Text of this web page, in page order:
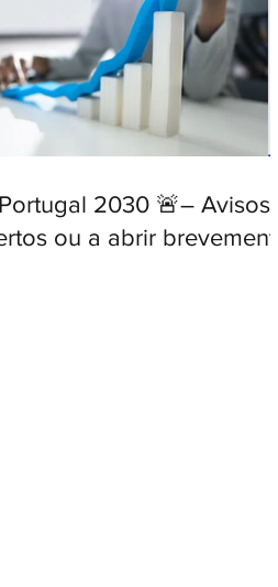
2030 🚨– Avisos
ou a abrir brevemente